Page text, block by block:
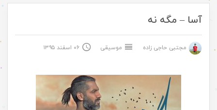
آسا – مگه نه
مجتبی حاجی زاده موسیقی ۰۶ اسفند ۱۳۹۵